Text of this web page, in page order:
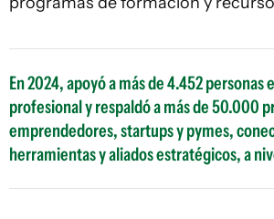
En 2024, apoyó a más de 4.452 personas
profesional y respaldó a más de 50.000
emprendedores, startups y pymes,
herramientas y aliados estratégicos, a